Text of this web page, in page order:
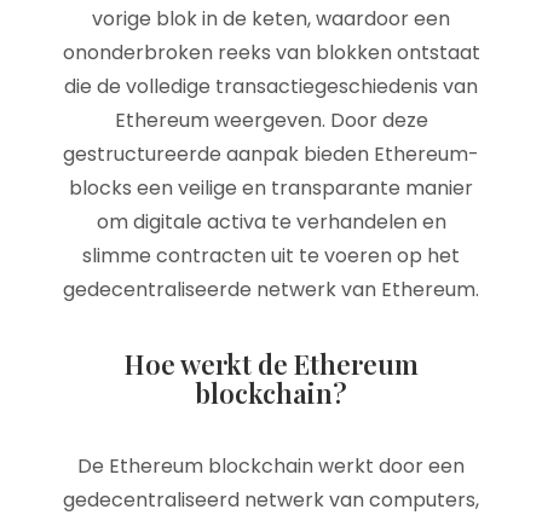
vorige blok in de keten, waardoor een
ononderbroken reeks van blokken ontstaat
die de volledige transactiegeschiedenis van
Ethereum weergeven. Door deze
gestructureerde aanpak bieden Ethereum-
blocks een veilige en transparante manier
om digitale activa te verhandelen en
slimme contracten uit te voeren op het
gedecentraliseerde netwerk van Ethereum.
Hoe werkt de Ethereum
blockchain?
De Ethereum blockchain werkt door een
gedecentraliseerd netwerk van computers,